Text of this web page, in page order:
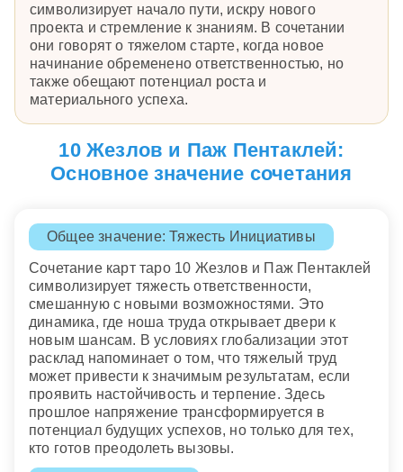
символизирует начало пути, искру нового
проекта и стремление к знаниям. В сочетании
они говорят о тяжелом старте, когда новое
начинание обременено ответственностью, но
также обещают потенциал роста и
материального успеха.
10 Жезлов и Паж Пентаклей:
Основное значение сочетания
Общее значение: Тяжесть Инициативы
Сочетание карт таро 10 Жезлов и Паж Пентаклей
символизирует тяжесть ответственности,
смешанную с новыми возможностями. Это
динамика, где ноша труда открывает двери к
новым шансам. В условиях глобализации этот
расклад напоминает о том, что тяжелый труд
может привести к значимым результатам, если
проявить настойчивость и терпение. Здесь
прошлое напряжение трансформируется в
потенциал будущих успехов, но только для тех,
кто готов преодолеть вызовы.